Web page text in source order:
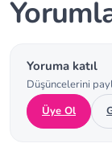
Yoruma katıl
Düşüncelerini
Üye Ol